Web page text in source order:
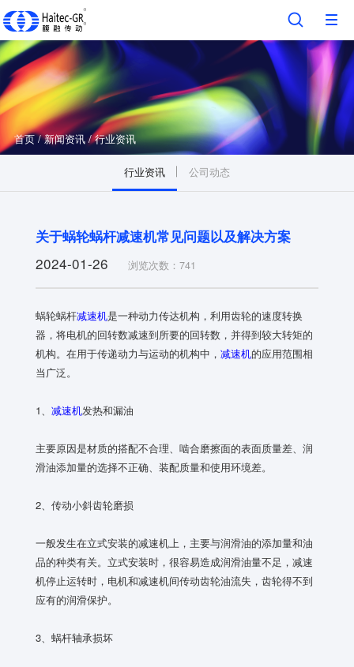
首页 / 新闻资讯 / 行业资讯
行业资讯 公司动态
关于蜗轮蜗杆减速机常见问题以及解决方案
2024-01-26 浏览次数：741
蜗轮蜗杆减速机是一种动力传达机构，利用齿轮的速度转换
器，将电机的回转数减速到所要的回转数，并得到较大转矩的
机构。在用于传递动力与运动的机构中， 减速机的应用范围相
当广泛。
1、 减速机发热和漏油
主要原因是材质的搭配不合理、啮合磨擦面的表面质量差、润
滑油添加量的选择不正确、装配质量和使用环境差。
2、传动小斜齿轮磨损
一般发生在立式安装的减速机上，主要与润滑油的添加量和油
品的种类有关。立式安装时，很容易造成润滑油量不足，减速
机停止运转时，电机和减速机间传动齿轮油流失，齿轮得不到
应有的润滑保护。
3、蜗杆轴承损坏